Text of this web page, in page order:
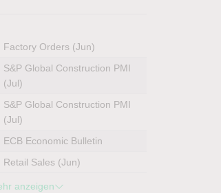
Factory Orders (Jun)
S&P Global Construction PMI
(Jul)
S&P Global Construction PMI
(Jul)
ECB Economic Bulletin
Retail Sales (Jun)
anzeigen